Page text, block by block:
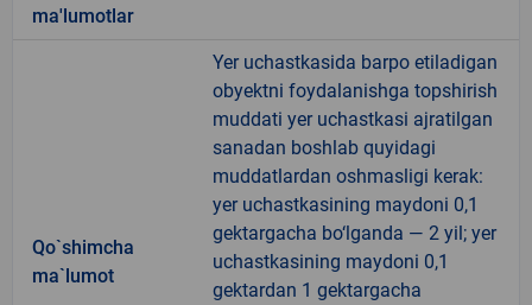
ma'lumotlar
Qo`shimcha
ma`lumot
Yer uchastkasida barpo etiladigan
obyektni foydalanishga topshirish
muddati yer uchastkasi ajratilgan
sanadan boshlab quyidagi
muddatlardan oshmasligi kerak:
yer uchastkasining maydoni 0,1
gektargacha bo‘lganda — 2 yil; yer
uchastkasining maydoni 0,1
gektardan 1 gektargacha